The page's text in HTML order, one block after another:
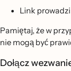
Link
Pamiętaj, że w
nie mogą być
Dołącz